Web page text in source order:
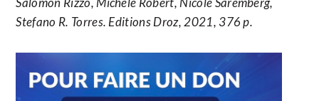
Stefano R. Torres. Editions Droz, 2021, 376 p.